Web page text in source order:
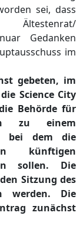
sei, dass
Ältestenrat/
Gedanken
ausschuss im
gebeten, im
Science City
Behörde für
zu einem
bei dem die
künftigen
sollen. Die
Sitzung des
werden. Die
zunächst